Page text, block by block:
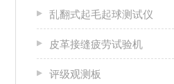
乱翻式起毛起球测试仪
皮革接缝疲劳试验机
评级观测板